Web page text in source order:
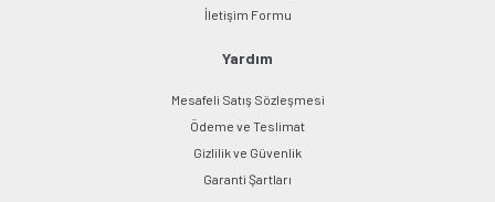
Gönder
İletişim Formu
Yardım
Mesafeli Satış Sözleşmesi
Ödeme ve Teslimat
Gizlilik ve Güvenlik
Garanti Şartları